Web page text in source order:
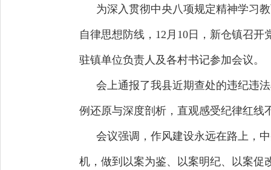
为深入贯彻中央八项规定精神学习
自律思想防线，12月10日，新仓镇召
驻镇单位负责人及各村书记参加会议。
会上通报了我县近期查处的违纪违
例还原与深度剖析，直观感受纪律红线
会议强调，作风建设永远在路上，
机，做到以案为鉴、以案明纪、以案促